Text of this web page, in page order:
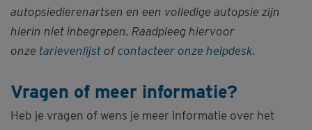
autopsiedierenartsen en een volledige autopsie zijn
hierin niet inbegrepen. Raadpleeg hiervoor
onze tarievenlijst ofcontacteer onze helpdesk.
Vragen of meer informatie?
Heb je vragen of wens je meer informatie over het